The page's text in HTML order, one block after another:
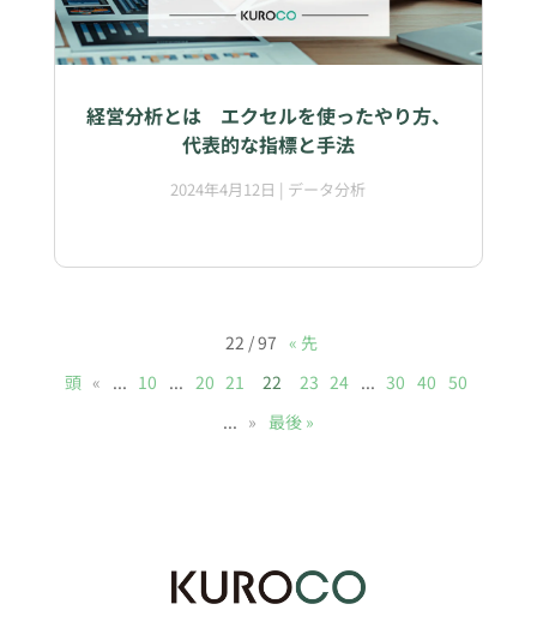
経営分析とは エクセルを使ったやり方、
代表的な指標と手法
2024年4月12日 | データ分析
22 / 97 « 先
頭 « ... 10 ... 20 21 22 23 24 ... 30 40 50
... » 最後 »